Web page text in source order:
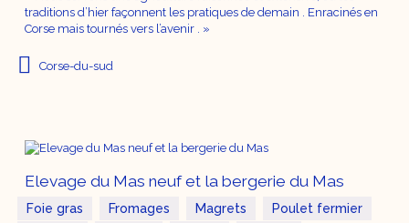
traditions d’hier façonnent les pratiques de demain . Enracinés en
Corse mais tournés vers l’avenir . »
Corse-du-sud
Elevage du Mas neuf et la bergerie du Mas
Foie gras Fromages Magrets
Poulet fermier